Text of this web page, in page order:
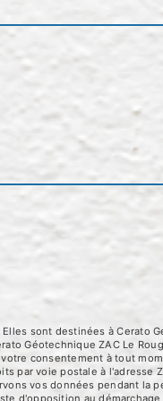
sont destinées à Cerato
Géotechnique ZAC Le
consentement à tout
par voie postale à l'adresse
vos données pendant la
d'opposition au